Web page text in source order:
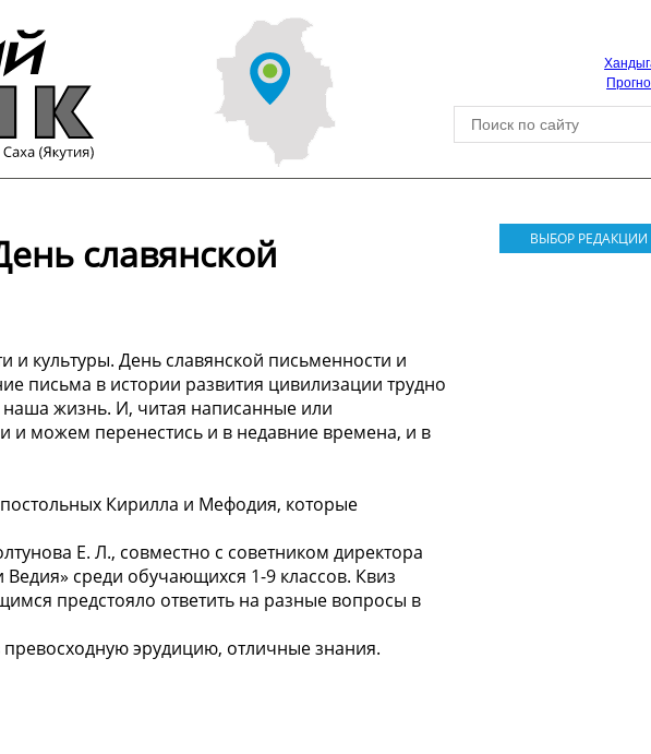
славянской
и культуры. День славянской письменности и
письма в истории развития цивилизации трудно
наша жизнь. И, читая написанные или
и можем перенестись и в недавние времена, и в
Кирилла и Мефодия, которые
Е. Л., совместно с советником директора
среди обучающихся 1-9 классов. Квиз
предстояло ответить на разные вопросы в
превосходную эрудицию, отличные знания.
ВЫБОР РЕДАКЦИИ